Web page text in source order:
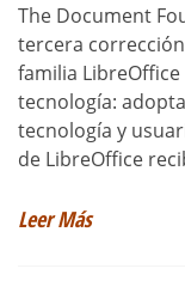
The Document
tercera
familia
tecnología:
tecnología y
de LibreOffice
Leer Más